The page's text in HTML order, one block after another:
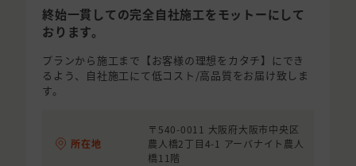
終始一貫しての完全自社施工をモットーにして
おります。
プランから施工まで【お客様の理想をカタチ】にでき
るよう、自社施工にて低コスト/高品質をお届け致しま
す。
所在地
〒540-0011 大阪府大阪市中央区
農人橋2丁目4-1 アーバナイト農人
橋11階